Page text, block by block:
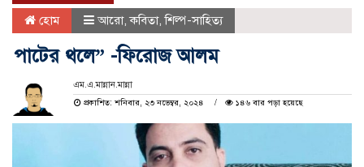
হোম আরো,কবিতা,শিল্প-সাহিত্য
পাটের থলে” -ফিরোজ আলম
এম.এ.মান্নান.মান্না
প্রকাশিত: শনিবার, ২৩ নভেম্বর, ২০২৪
১৪৬ বার পড়া হয়েছে